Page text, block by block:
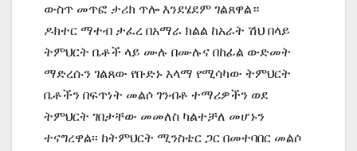
ውስጥ መጥፎ ታሪክ ጥሎ እንደሄደም ገልጸዋል።
ዶክተር ማተብ ታፈረ በአማራ ክልል ከአራት ሽህ በላይ
ትምህርት ቤቶች ላይ ሙሉ በሙሉና በከፊል ውድመት
ማድረሱን ገልጸው የቡድኑ አላማ የሚሳካው ትምህርት
ቤቶችን በፍጥነት መልሶ ገንብቶ ተማሪዎችን ወደ
ትምህርት ገበታቸው መመለስ ካልተቻለ መሆኑን
ተናግረዋል፡፡ ከትምህርት ሚንስቴር ጋር በመተባበር መልሶ